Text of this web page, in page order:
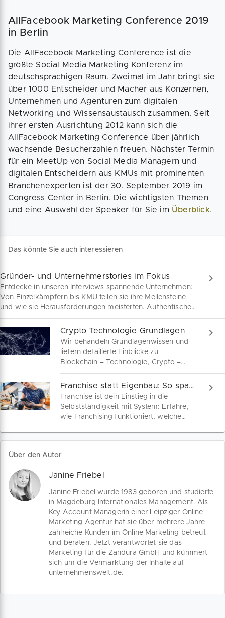
AllFacebook Marketing Conference 2019
in Berlin
Die AllFacebook Marketing Conference ist die
größte Social Media Marketing Konferenz im
deutschsprachigen Raum. Zweimal im Jahr bringt sie
über 1000 Entscheider und Macher aus Konzernen,
Unternehmen und Agenturen zum digitalen
Networking und Wissensaustausch zusammen. Seit
ihrer ersten Ausrichtung 2012 kann sich die
AllFacebook Marketing Conference über jährlich
wachsende Besucherzahlen freuen. Nächster Termin
für ein MeetUp von Social Media Managern und
digitalen Entscheidern aus KMUs mit prominenten
Branchenexperten ist der 30. September 2019 im
Congress Center in Berlin. Die wichtigsten Themen
und eine Auswahl der Speaker für Sie im Überblick.
Das könnte Sie auch interessieren
Gründer- und Unternehmerstories im Fokus
Entdecke in unseren Interviews spannende Unternehmen:
Von Einzelkämpfern bis KMU teilen sie ihre Meilensteine
und wie sie Herausforderungen meisterten. Authentische
Einblicke warten auf dich!
Crypto Technologie Grundlagen
Wir behandeln Grundlagenwissen und
liefern detailierte Einblicke zu
Blockchain – Technologie, Crypto –
Währungen, IOT und AI in
wochenaktuellen Themenartikeln aus
den spannendsten Feldern der
Economy 4.0.
Franchise statt Eigenbau: So sparst du dir Umwege
Franchise ist dein Einstieg in die
Selbstständigkeit mit System: Erfahre,
wie Franchising funktioniert, welche
Über den Autor
Janine Friebel
Janine Friebel wurde 1983 geboren und studierte
in Magdeburg Internationales Management. Als
Key Account Managerin einer Leipziger Online
Marketing Agentur hat sie über mehrere Jahre
zahlreiche Kunden im Online Marketing betreut
und beraten. Jetzt verantwortet sie das
Marketing für die Zandura GmbH und kümmert
sich um die Vermarktung der Inhalte auf
unternehmenswelt.de.